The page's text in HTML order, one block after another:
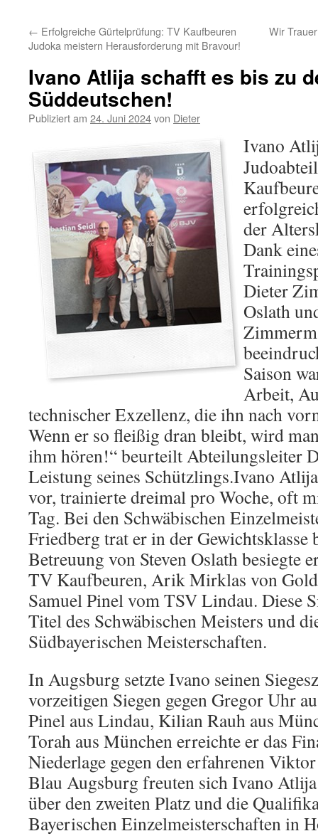
← Erfolgreiche Gürtelprüfung: TV Kaufbeuren
Judoka meistern Herausforderung mit Bravour!
Wir
Ivano Atlija schafft es bis zu
Süddeutschen!
Publiziert am 24. Juni 2024von Dieter
Ivano
der
Dank
Dieter
Oslath
Saison
Arbeit,
technischer Exzellenz, die ihn nach
Wenn er so fleißig dran bleibt, wird
ihm hören!“ beurteilt Abteilungsleiter
Leistung seines Schützlings.Ivano
vor, trainierte dreimal pro Woche, oft
Tag. Bei den Schwäbischen
Friedberg trat er in der Gewichtsklasse
Betreuung von Steven Oslath besiegte
TV Kaufbeuren, Arik Mirklas von
Samuel Pinel vom TSV Lindau. Diese
Titel des Schwäbischen Meisters und
Südbayerischen Meisterschaften.
In Augsburg setzte Ivano seinen
vorzeitigen Siegen gegen Gregor Uhr
Pinel aus Lindau, Kilian Rauh aus
Torah aus München erreichte er das
Niederlage gegen den erfahrenen
Blau Augsburg freuten sich Ivano
über den zweiten Platz und die
Bayerischen Einzelmeisterschaften in